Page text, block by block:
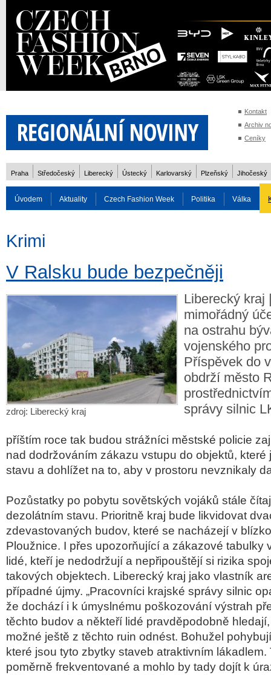
Kontakt
Archiv
Ceníky
Praha Středočeský Liberecký Ústecký Karlovarský Plzeňský Jihočeský
Úvodem Aktuality Czech Fashion Week Politika Válka
Krimi
V Ralsku bude bezpečněji
zdroj: Liberecký kraj
Liberecký kraj
mimořádný
na ostrahu
vojenského
Příspěvek do
obdrží město
správy silnic
příštím roce tak budou strážníci městské policie
nad dodržováním zákazu vstupu do objektů, které
stavu a dohlížet na to, aby v prostoru nevznikaly
Pozůstatky po pobytu sovětských vojáků stále
dezolátním stavu. Prioritně kraj bude likvidovat
zdevastovaných budov, které se nacházejí v
Ploužnice. I přes upozorňující a zákazové tabulky
lidé, kteří je nedodržují a nepřipouštějí si rizika
takových objektech. Liberecký kraj jako vlastník
případné újmy. „Pracovníci krajské správy silnic
že dochází i k úmyslnému poškozování výstrah
těchto budov a někteří lidé pravděpodobně
možné ještě z těchto ruin odnést. Bohužel
které jsou tyto zbytky staveb atraktivním lákadlem.
poměrně frekventované a mohlo by tady dojít k